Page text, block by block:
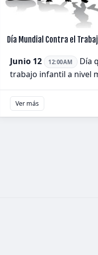
Día Mundial Contra el
Junio 12 12:00AM
Día
trabajo infantil a nivel
Ver más